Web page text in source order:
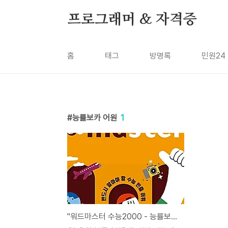
프로그래머 & 자격증
홈 태그 방명록 민원24
능률보카 어원 1
"워드마스터 수능2000 - 능률보카 어원편 - 어휘끝 수능" 영단어장 3개 추천